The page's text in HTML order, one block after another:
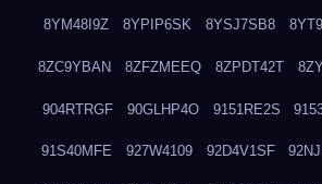
8YM48I9Z 8YPIP6SK 8YSJ7SB8
8ZC9YBAN 8ZFZMEEQ 8ZPDT42T
904RTRGF 90GLHP4O 9151RE2S
91S40MFE 927W4109 92D4V1SF